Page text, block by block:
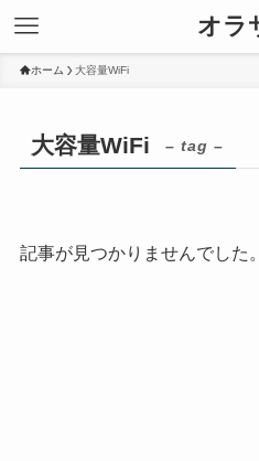
オラ
ホーム 大容量WiFi
大容量WiFi – tag –
記事が見つかりませんでした。